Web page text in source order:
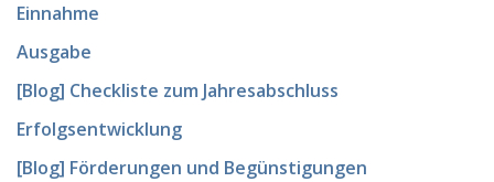
Einnahme
Ausgabe
[Blog] Checkliste zum Jahresabschluss
Erfolgsentwicklung
[Blog] Förderungen und Begünstigungen